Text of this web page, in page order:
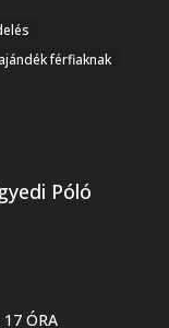
férfiaknak
Póló
ÓRA